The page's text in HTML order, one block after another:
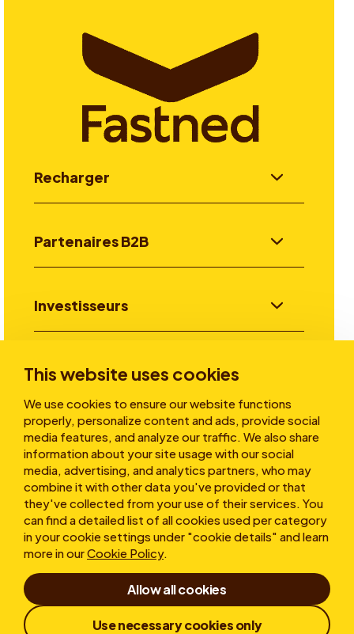
This website uses cookies
We use cookies to ensure our website functions
properly, personalize content and ads, provide social
media features, and analyze our traffic. We also share
information about your site usage with our social
media, advertising, and analytics partners, who may
combine it with other data you've provided or that
they've collected from your use of their services. You
can find a detailed list of all cookies used per category
in your cookie settings under "cookie details" and learn
more in ourCookie Policy.
Allow all cookies
Use necessary cookies only
Recharger
Partenaires B2B
Investisseurs
Aller plus loin
A propos
Conditions d’utilisation
Déclaration de confidentialité
Politique de protection des lanceurs d'alerte